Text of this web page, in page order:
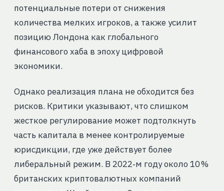
потенциальные потери от снижения
количества мелких игроков, а также усилит
позицию Лондона как глобального
финансового хаба в эпоху цифровой
экономики.
Однако реализация плана не обходится без
рисков. Критики указывают, что слишком
жесткое регулирование может подтолкнуть
часть капитала в менее контролируемые
юрисдикции, где уже действует более
либеральный режим. В 2022‑м году около 10 %
британских криптовалютных компаний